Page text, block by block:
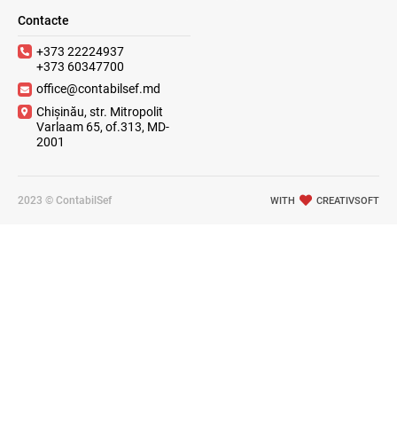
Contacte
+373 22224937
+373 60347700
office@contabilsef.md
Chișinău, str. Mitropolit
Varlaam 65, of.313, MD-
2001
2023 © ContabilSef WITH CREATIVSOFT